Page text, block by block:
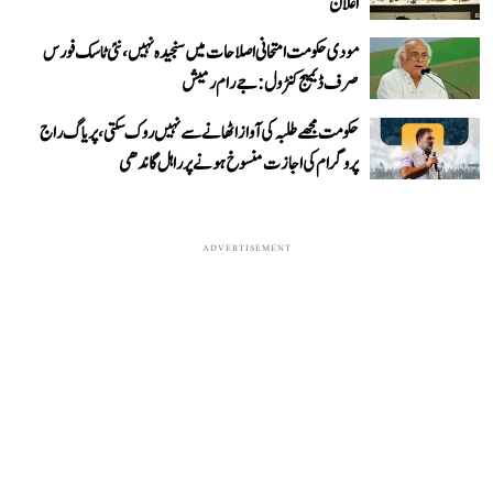
مودی حکومت امتحانی اصلاحات میں سنجیدہ نہیں، نئی ٹاسک فورس
صرف ڈیمیج کنٹرول: جے رام رمیش
حکومت مجھے طلبہ کی آواز اٹھانے سے نہیں روک سکتی، پریاگ راج
پروگرام کی اجازت منسوخ ہونے پر راہل گاندھی
ADVERTISEMENT